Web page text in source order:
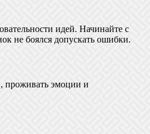
идей. Начинайте с
не боялся допускать ошибки.
проживать эмоции и